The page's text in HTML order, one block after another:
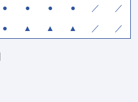
● ● ● ● ／ ／
● ▲ ▲ ▲ ／ ／